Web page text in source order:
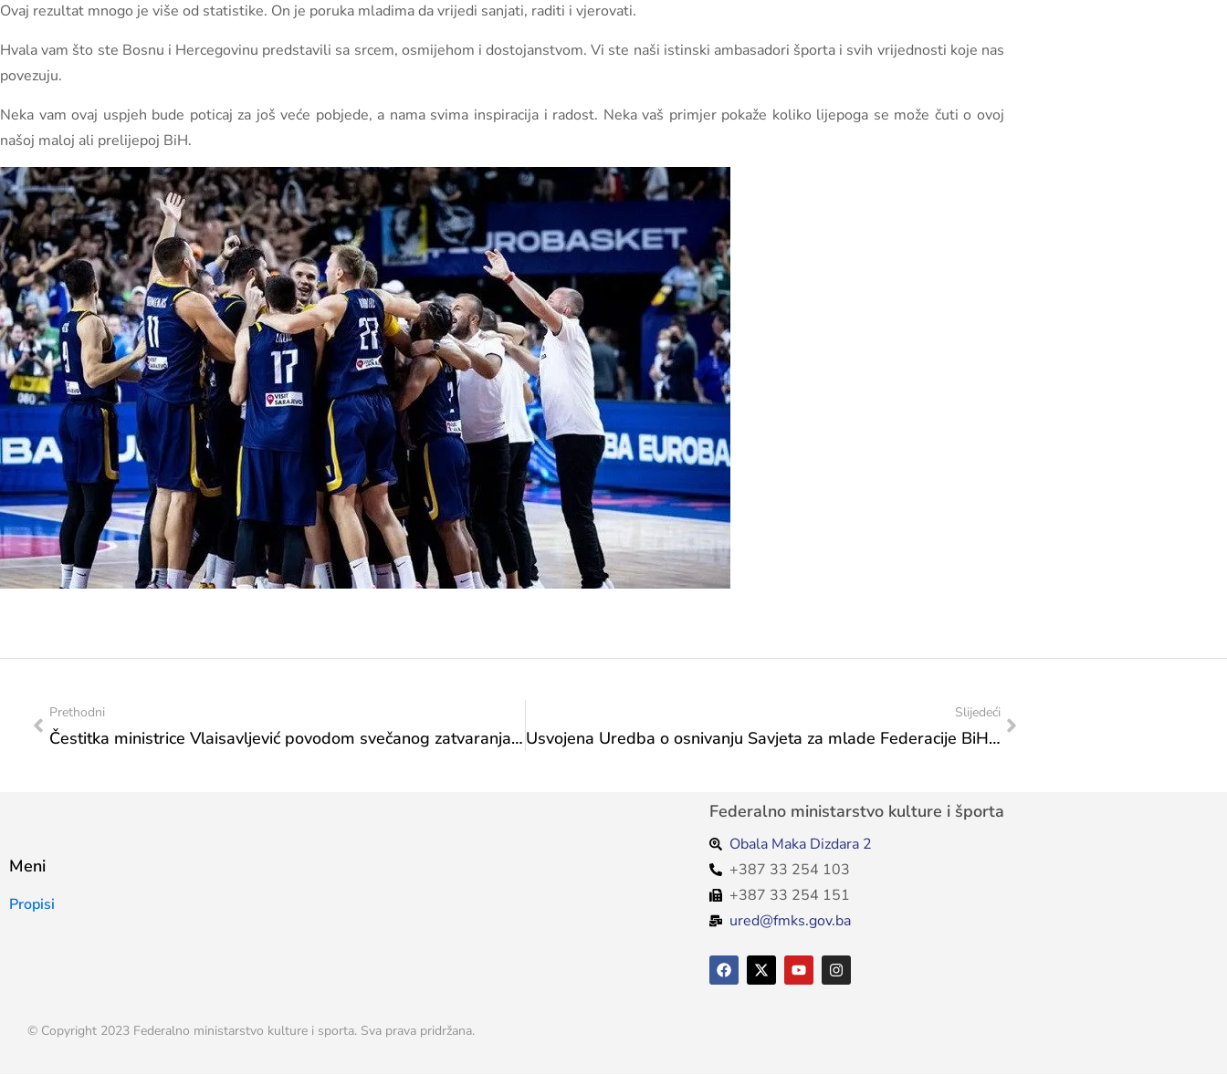
Ovaj rezultat mnogo je više od statistike. On je poruka mladima da vrijedi sanjati, raditi i vjerovati.
Hvala vam što ste Bosnu i Hercegovinu predstavili sa srcem, osmijehom i dostojanstvom. Vi ste naši istinski ambasadori športa i svih vrijednosti koje nas
povezuju.
Neka vam ovaj uspjeh bude poticaj za još veće pobjede, a nama svima inspiracija i radost. Neka vaš primjer pokaže koliko lijepoga se može čuti o ovoj
našoj maloj ali prelijepoj BiH.
Prethodni
Čestitka ministrice Vlaisavljević povodom svečanog zatvaranja manifestacije „Napretkovi športski dani”
Slijedeći
Usvojena Uredba o osnivanju Savjeta za mlade Federacije BiH: Nova era strateškog partnerstva s mladima – Prvi put u Federaciji BiH
Meni
Propisi
Federalno ministarstvo kulture i športa
Obala Maka Dizdara 2
+387 33 254 103
+387 33 254 151
ured@fmks.gov.ba
© Copyright 2023 Federalno ministarstvo kulture i sporta. Sva prava pridržana.